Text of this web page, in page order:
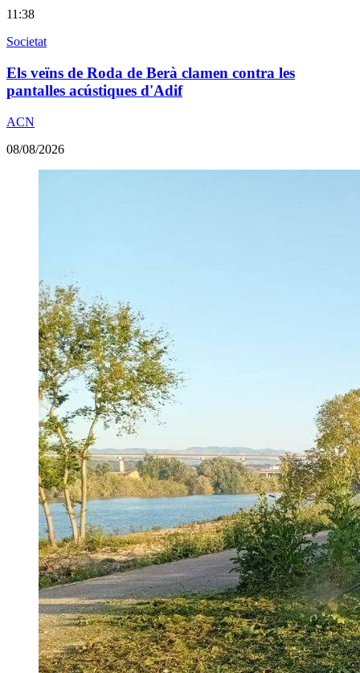
11:38
Societat
Els veïns de Roda de Berà clamen contra les
pantalles acústiques d'Adif
ACN
08/08/2026